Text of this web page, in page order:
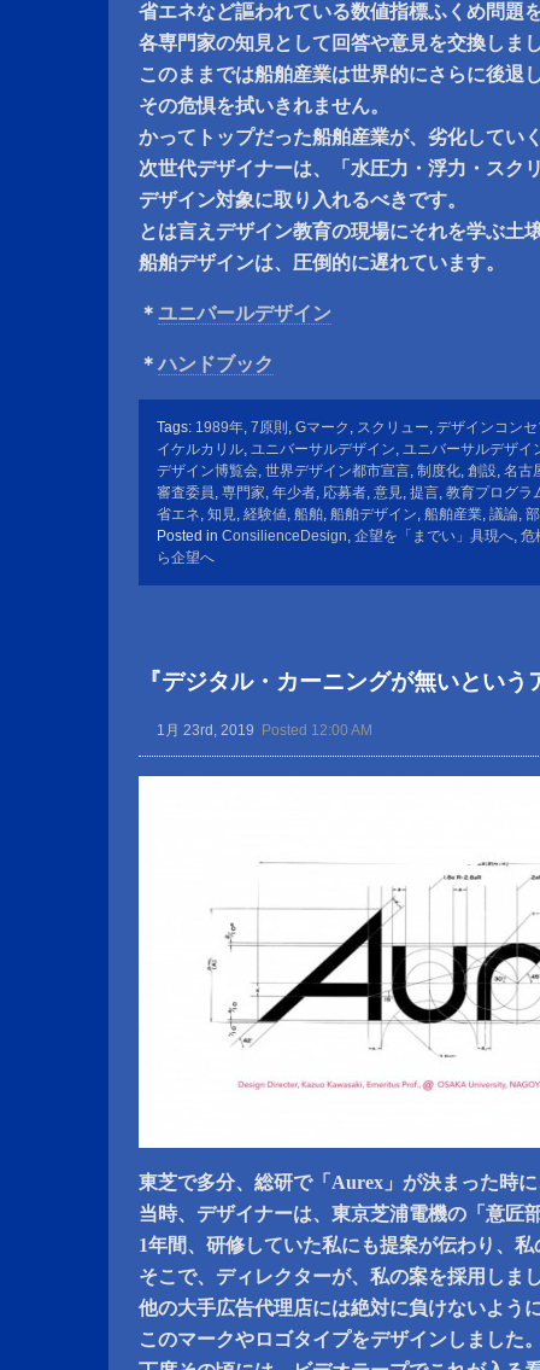
省エネなど謳われている数値指標ふくめ問題
各専門家の知見として回答や意見を交換しま
このままでは船舶産業は世界的にさらに後退
その危惧を拭いきれません。
かってトップだった船舶産業が、劣化してい
次世代デザイナーは、「水圧力・浮力・スク
デザイン対象に取り入れるべきです。
とは言えデザイン教育の現場にそれを学ぶ土
船舶デザインは、圧倒的に遅れています。
＊ ユニバールデザイン
＊ハンドブック
Tags: 1989年, 7原則 , Gマーク , スクリュー, デザインコン
イケルカリル, ユニバーサルデザイン, ユニバーサルデザイ
デザイン博覧会, 世界デザイン都市宣言, 制度化, 創設, 名古
審査委員, 専門家, 年少者, 応募者, 意見, 提言, 教育プログラ
省エネ, 知見, 経験値, 船舶, 船舶デザイン, 船舶産業, 議論,
Posted in ConsilienceDesign, 企望を「までい」具現へ, 危
ら企望へ
『デジタル・カーニングが無いとい
1月 23rd, 2019 Posted 12:00 AM
東芝で多分、総研で「Aurex」が決まった時
当時、デザイナーは、東京芝浦電機の「意匠
1年間、研修していた私にも提案が伝わり、
そこで、ディレクターが、私の案を採用しま
他の大手広告代理店には絶対に負けないよう
このマークやロゴタイプをデザインしました